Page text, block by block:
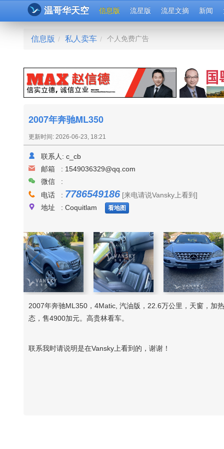
温哥华天空 信息版 流星版 流星文摘 新闻
信息版 / 私人卖车 / 个人免费广告
2007年奔驰ML350
更新时间: 2026-06-23, 18:21
联系人: c_cb
邮箱 : 1549036329@qq.com
微信 :
电话 : 7786549186 [来电请说Vansky上看到]
地址 : Coquitlam
看地图
2007年奔驰ML350，4Matic, 汽油版，22.6万公里，天窗，加
态，售4900加元。高贵林看车。
联系我时请说明是在Vansky上看到的，谢谢！